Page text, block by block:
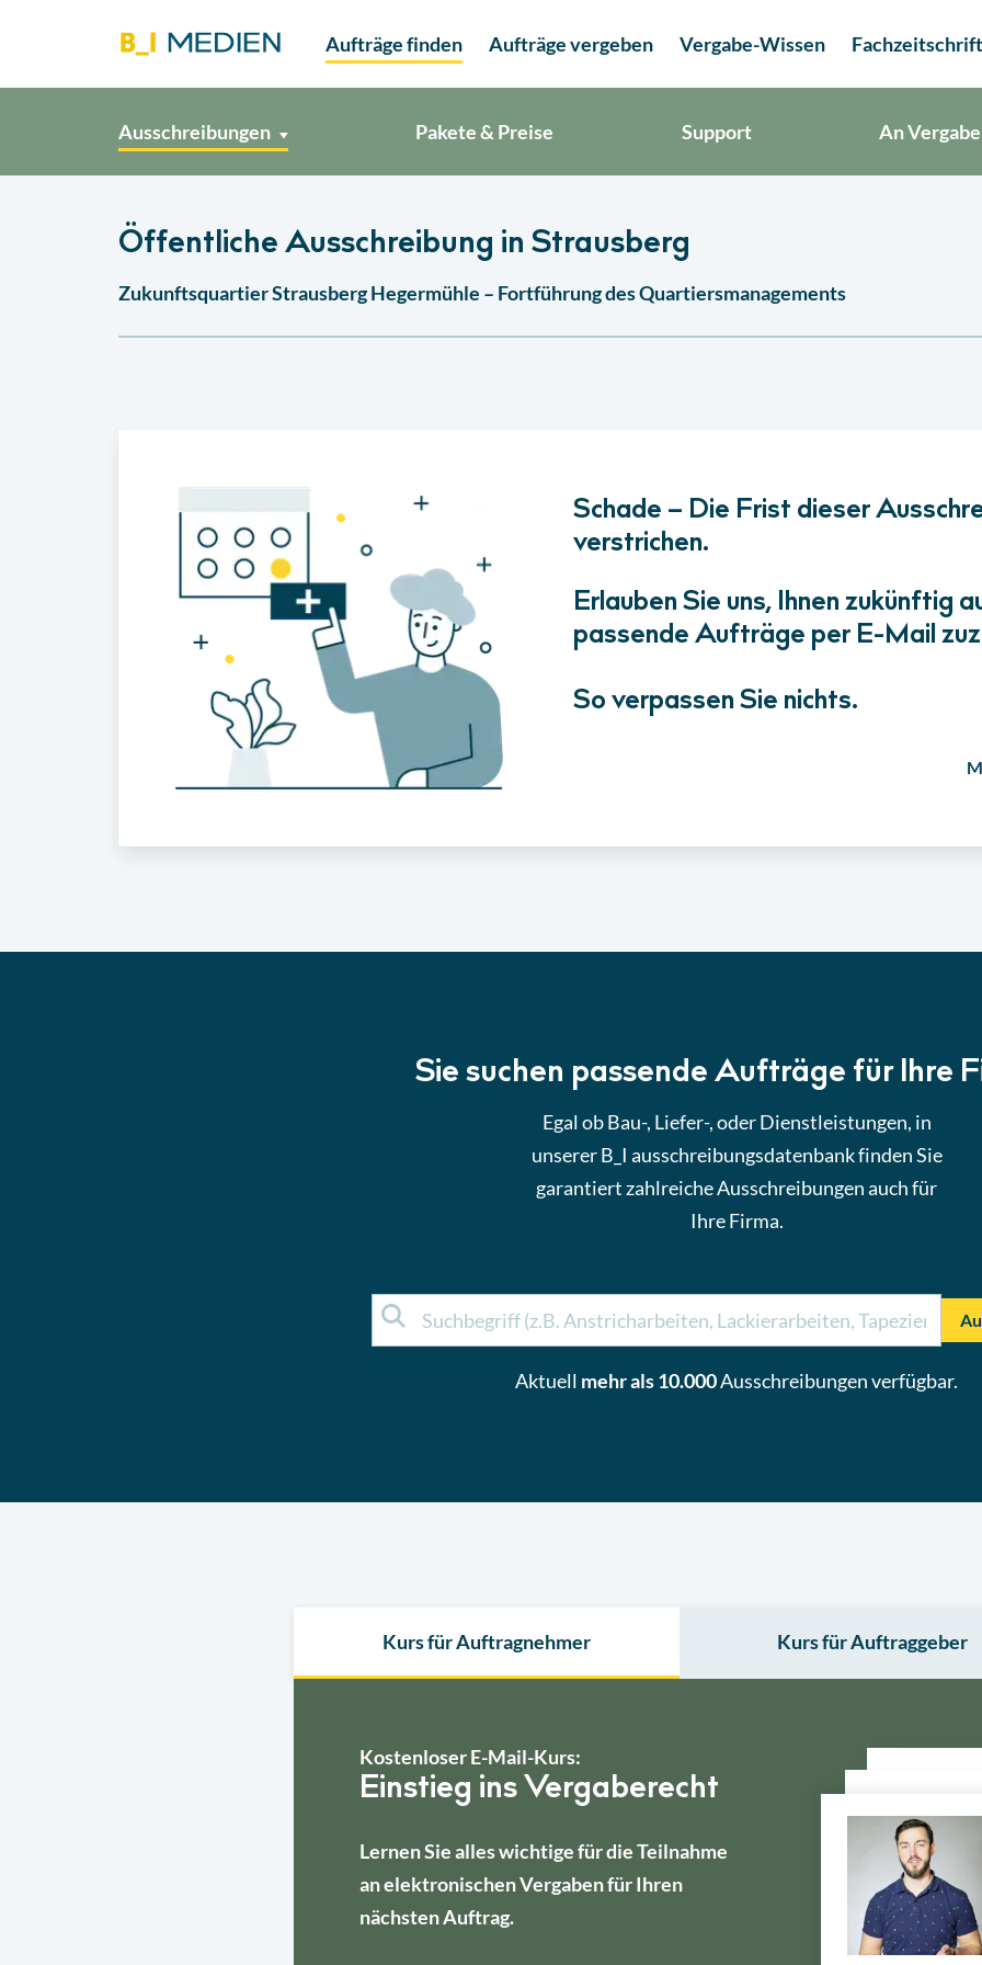
Aufträge finden Aufträge vergeben Vergabe-Wissen
Ausschreibungen Pakete & Preise Support An
Öffentliche Ausschreibung in Strausberg
Zukunftsquartier Strausberg Hegermühle – Fortführung des Quartiersmanagements
Schade – Die Frist dieser
verstrichen.
Erlauben Sie uns, Ihnen zukünftig
passende Aufträge per E-Mail
So verpassen Sie nichts.
Sie suchen passende Aufträge für Ihre
Egal ob Bau-, Liefer-, oder Dienstleistungen, in
unserer B_I ausschreibungsdatenbank finden Sie
garantiert zahlreiche Ausschreibungen auch für
Ihre Firma.
Aktuell mehr als 10.000Ausschreibungen verfügbar.
Kurs für Auftragnehmer Kurs für Auftraggeber
Kostenloser E-Mail-Kurs:
Einstieg ins Vergaberecht
Lernen Sie alles wichtige für die Teilnahme
an elektronischen Vergaben für Ihren
nächsten Auftrag.